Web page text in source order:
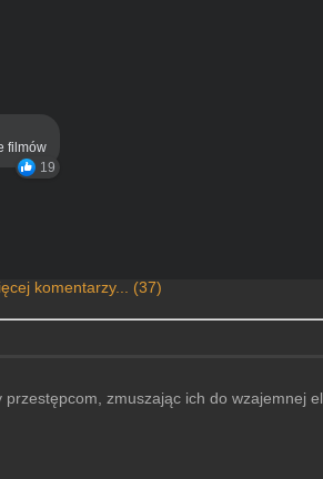
filmów
19
komentarzy... (37)
zmuszając ich do